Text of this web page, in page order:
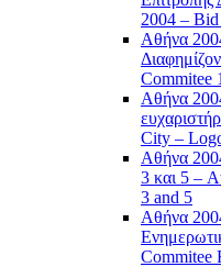
2004 – Bid
Αθήνα
Commitee
Αθήνα
City –
Αθήνα
3 και 5 –
3 and 5
Αθήνα
Commitee